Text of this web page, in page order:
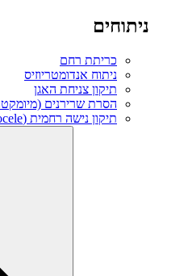
ניתוחים
כריתת רחם
ניתוח אנדומטריוזיס
תיקון צניחת האגן
הסרת שרירנים
תיקון נישה רחמית (Isthmocele)